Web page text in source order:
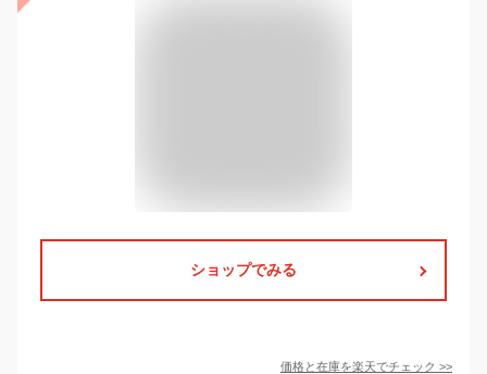
ショップでみる
価格と在庫を楽天でチェック >>